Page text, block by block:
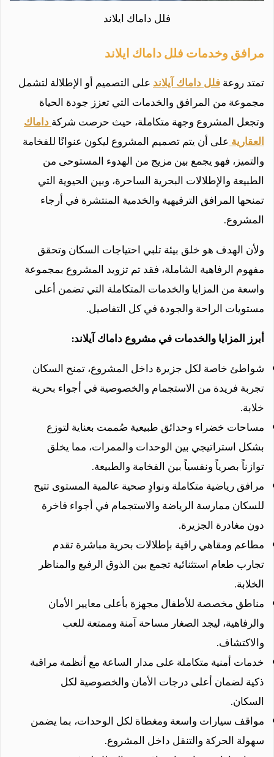
فلل داماك ايلاند
مرافق وخدمات فلل داماك ايلاند
تمتد روعةفلل داماك آيلاندعلى التصميم أو الإطلالة لتشمل
مجموعة من المرافق والخدمات التي تعزز جودة الحياة
وتجعل المشروع وجهة متكاملة، حيث حرصت شركةداماك
العقاريةعلى أن يتم تصميم المشروع ليكون عنوانًا للفخامة
والتميز، فهو يجمع بين مزيج من الهدوء المستوحى من
الطبيعة والإطلالات البحرية الساحرة، وبين الحيوية التي
تمنحها المرافق الترفيهية والخدمية المنتشرة في أرجاء
المشروع.
ولأن الهدف هو خلق بيئة تلبي احتياجات السكان وتحقق
مفهوم الرفاهية الشاملة، فقد تم تزويد المشروع بمجموعة
واسعة من المزايا والخدمات المتكاملة التي تضمن أعلى
مستويات الراحة والجودة في كل التفاصيل.
أبرز المزايا والخدمات في مشروع داماك آيلاند:
شواطئ خاصة لكل جزيرة داخل المشروع، تمنح السكان
تجربة فريدة من الاستجمام والخصوصية في أجواء بحرية
خلابة.
مساحات خضراء وحدائق طبيعية صُممت بعناية لتوزع
بشكل استراتيجي بين الوحدات والممرات، مما يخلق
توازناً بصرياً ونفسياً بين الفخامة والطبيعة.
مرافق رياضية متكاملة ونوادٍ صحية عالمية المستوى تتيح
للسكان ممارسة الرياضة والاستجمام في أجواء فاخرة
دون مغادرة الجزيرة.
مطاعم ومقاهي راقية بإطلالات بحرية مباشرة تقدم
تجارب طعام استثنائية تجمع بين الذوق الرفيع والمناظر
الخلابة.
مناطق مخصصة للأطفال مجهزة بأعلى معايير الأمان
والرفاهية، ليجد الصغار مساحة آمنة وممتعة للعب
والاكتشاف.
خدمات أمنية متكاملة على مدار الساعة مع أنظمة مراقبة
ذكية لضمان أعلى درجات الأمان والخصوصية لكل
السكان.
مواقف سيارات واسعة ومغطاة لكل الوحدات، بما يضمن
سهولة الحركة والتنقل داخل المشروع.